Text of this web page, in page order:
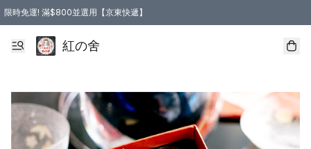
限時免運! 滿$800並選用【京東快遞】
紅の舍